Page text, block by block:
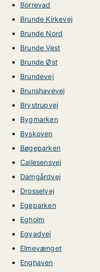
Borrevad
Brunde Kirkevej
Brunde Nord
Brunde Vest
Brunde Øst
Brundevej
Brunshavevej
Brystrupvej
Bygmarken
Byskoven
Bøgeparken
Callesensvej
Damgårdvej
Drosselvej
Egeparken
Egholm
Egvadvej
Elmevænget
Enghaven